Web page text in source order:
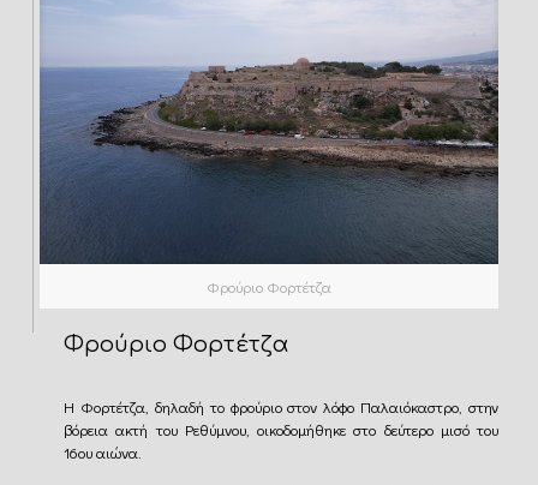
Φρούριο Φορτέτζα
Φρούριο Φορτέτζα
Η Φορτέτζα, δηλαδή το φρούριο στον λόφο Παλαιόκαστρο, στην
βόρεια ακτή του Ρεθύμνου, οικοδομήθηκε στο δεύτερο μισό του
16ου αιώνα.